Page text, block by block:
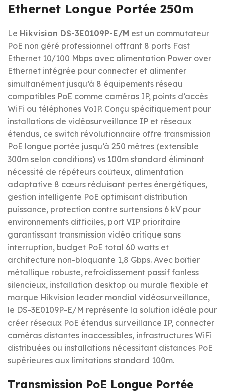
Ethernet Longue Portée 250m
Le Hikvision DS-3E0109P-E/M est un commutateur
PoE non géré professionnel offrant 8 ports Fast
Ethernet 10/100 Mbps avec alimentation Power over
Ethernet intégrée pour connecter et alimenter
simultanément jusqu’à 8 équipements réseau
compatibles PoE comme caméras IP, points d’accès
WiFi ou téléphones VoIP. Conçu spécifiquement pour
installations de vidéosurveillance IP et réseaux
étendus, ce switch révolutionnaire offre transmission
PoE longue portée jusqu’à 250 mètres (extensible
300m selon conditions) vs 100m standard éliminant
nécessité de répéteurs coûteux, alimentation
adaptative 8 cœurs réduisant pertes énergétiques,
gestion intelligente PoE optimisant distribution
puissance, protection contre surtensions 6 kV pour
environnements difficiles, port VIP prioritaire
garantissant transmission vidéo critique sans
interruption, budget PoE total 60 watts et
architecture non-bloquante 1,8 Gbps. Avec boîtier
métallique robuste, refroidissement passif fanless
silencieux, installation desktop ou murale flexible et
marque Hikvision leader mondial vidéosurveillance,
le DS-3E0109P-E/M représente la solution idéale pour
créer réseaux PoE étendus surveillance IP, connecter
caméras distantes inaccessibles, infrastructures WiFi
distribuées ou installations nécessitant distances PoE
supérieures aux limitations standard 100m.
Transmission PoE Longue Portée